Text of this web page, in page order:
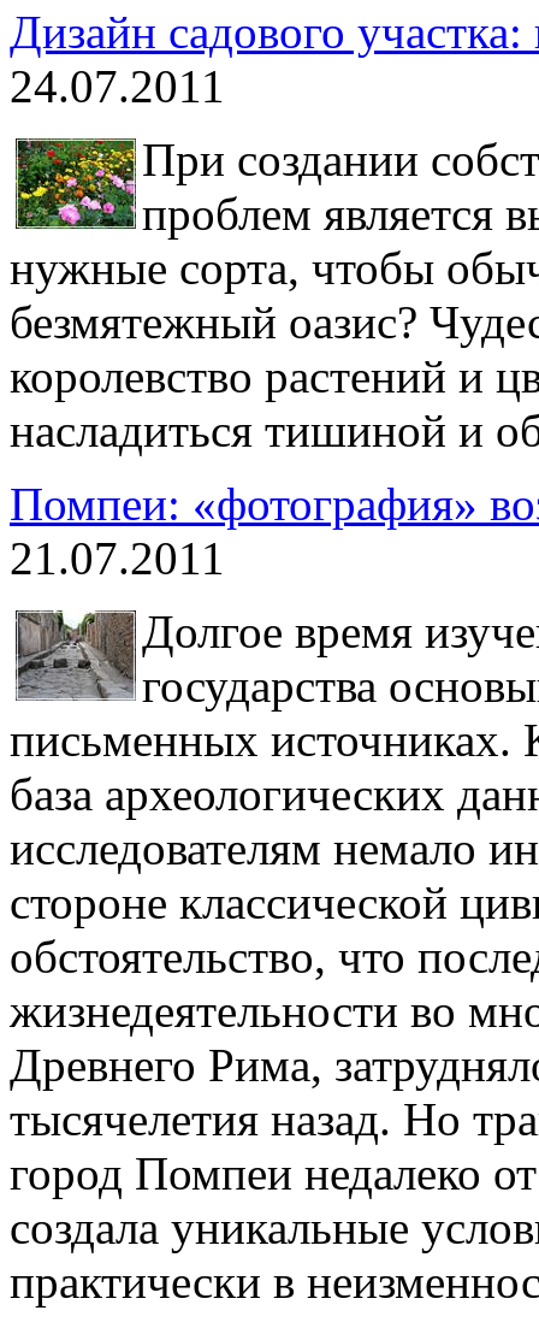
Дизайн садового
24.07.2011
При создании
проблем является
нужные сорта, чтобы
безмятежный оазис?
королевство растений и
насладиться тишиной и
Помпеи: «фотография»
21.07.2011
Долгое время
государства
письменных источниках.
база археологических
исследователям немало
стороне классической
обстоятельство, что
жизнедеятельности во
Древнего Рима,
тысячелетия назад. Но
город Помпеи недалеко
создала уникальные
практически в